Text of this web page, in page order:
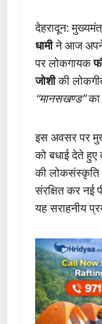
देहरादून:
धामीने आज
पर लोकगायक
जोशीकी
“मानसखण्ड”का
इस अवसर पर
को बधाई देते हुए
की
संरक्षित कर नई
यह सराहनीय